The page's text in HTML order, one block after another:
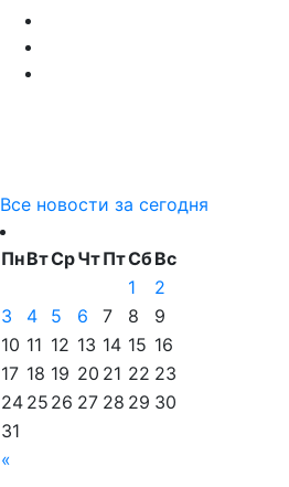
Все новости за сегодня
ПнВтСрЧтПтСбВс
«
1
2
3
4 5 6 7 8
9
10 11 12 13 14 15 16
17 18 19 20 21 22 23
24 25 26 27 28 29 30
31